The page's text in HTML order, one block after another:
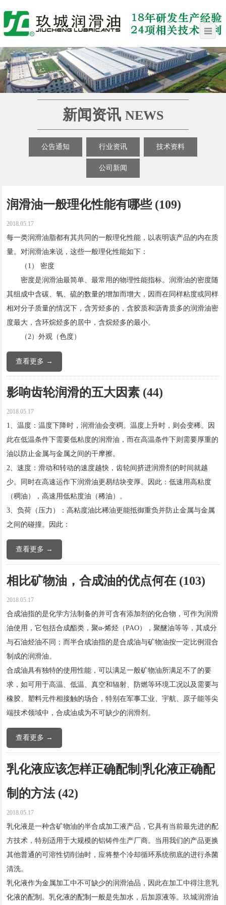
新闻资讯 NEWS
公告通知 行业资讯 技术资料
公司新闻
润滑油一般理化性能有哪些 (109)
2018.05.17
每一类润滑油脂都有其共同的一般理化性能，以表明该产品的内在质
量。对润滑油来说，这些一般理化性能如下：
（1） 密度
密度是润滑油最简单、最常用的物理性能指标。润滑油的密度随
其组成中含碳、氧、硫的数量的增加而增大，因而在同样粘度或同样
相对分子质量的情况下，含芳烃多的，含胶质和沥青质多的润滑油密
度最大，含环烷烃多的居中，含烷烃多的最小。
（2）外观（色度）
查看更多 →
影响齿轮润滑的五大因素 (44)
2018.05.17
1、温度：温度下降时，润滑油会变稠。温度上升时，则会变稀。因
此在低温条件下需要低粘度的润滑油，而在高温条件下则需要厚重的
油以防止金属与金属之间的干摩擦。
2、速度：滑动和转动的速度越快，齿轮间挤进润滑剂的时间就越
少。同时在高速运作下润滑油更易结块变厚。因此：低速用高粘度
（稠油），高速用低粘度油（稀油）。
3、负荷（压力）：高粘度油比稀油更能抵御重负并防止金属与金属
之间的碰撞。因此：
查看更多 →
相比矿物油，合成油的优点何在 (103)
2018.05.17
合成油指的是化学方法制备的并可含有添加剂的化合物，可作为润滑
油使用，它包括合成酯类，聚α-烯烃（PAO），聚醚油等等，其成分
与石油烃油不同；而半合成油指的是合成油与矿物油按一定比例混合
制成的润滑油。
合成油具有独特的使用性能，可以满足一般矿物油所满足不了的要
求，如可用于高温、低温、真空和辐射、防燃等环境工况以及需要与
橡胶、塑料元件相接触的场合，特别在军事工业、宇航、原子能等尖
端技术领域中，合成油成为不可缺少的润滑剂。
查看更多 →
乳化液应该怎样正确配制|乳化液正确配
制的方法 (42)
2018.05.17
乳化液是一种含矿物油的半合成加工液产品，它具有当前最先进的配
方技术，特别适用于大规模的铝铸件生产厂商。当用我们的产品更换
其他普通的可溶性切削油时，应将整个冷却循环系统彻底的进行杀菌
清洗。
乳化液作为金属加工中不可缺少的润滑油品，因此在加工中得注意乳
化液的配制。乳化液的配制一般是先加水，后加原液等。玖城润滑油